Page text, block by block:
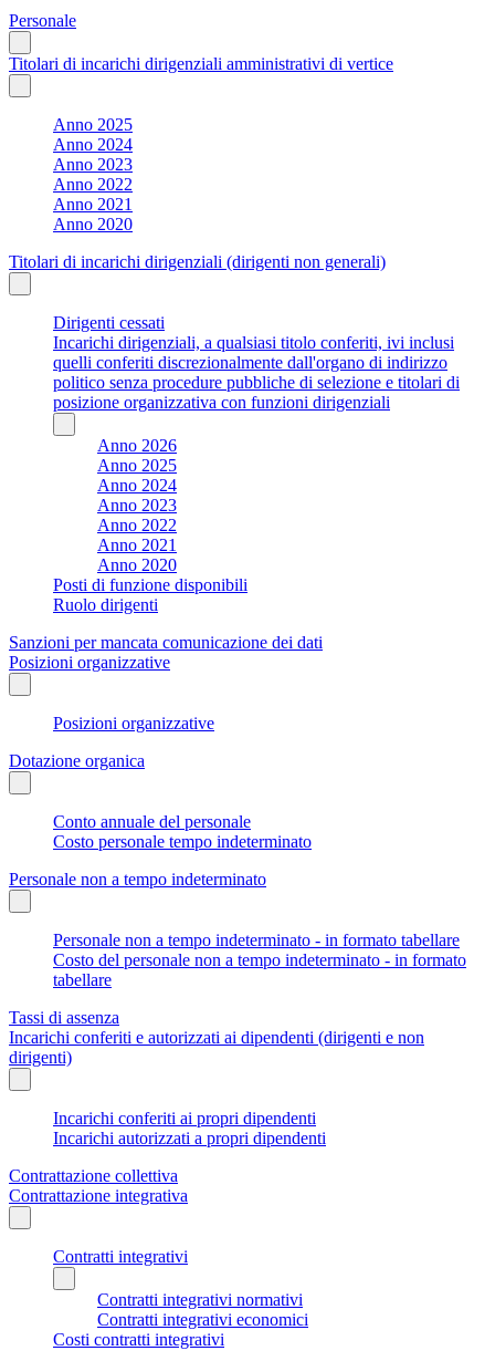
Personale
Titolari di incarichi dirigenziali amministrativi di vertice
Anno 2025
Anno 2024
Anno 2023
Anno 2022
Anno 2021
Anno 2020
Titolari di incarichi dirigenziali (dirigenti non generali)
Dirigenti cessati
Incarichi dirigenziali, a qualsiasi titolo conferiti, ivi inclusi
quelli conferiti discrezionalmente dall'organo di indirizzo
politico senza procedure pubbliche di selezione e titolari di
posizione organizzativa con funzioni dirigenziali
Anno 2026
Anno 2025
Anno 2024
Anno 2023
Anno 2022
Anno 2021
Anno 2020
Posti di funzione disponibili
Ruolo dirigenti
Sanzioni per mancata comunicazione dei dati
Posizioni organizzative
Posizioni organizzative
Dotazione organica
Conto annuale del personale
Costo personale tempo indeterminato
Personale non a tempo indeterminato
Personale non a tempo indeterminato - in formato tabellare
Costo del personale non a tempo indeterminato - in formato
tabellare
Tassi di assenza
Incarichi conferiti e autorizzati ai dipendenti (dirigenti e non
dirigenti)
Incarichi conferiti ai propri dipendenti
Incarichi autorizzati a propri dipendenti
Contrattazione collettiva
Contrattazione integrativa
Contratti integrativi
Contratti integrativi normativi
Contratti integrativi economici
Costi contratti integrativi